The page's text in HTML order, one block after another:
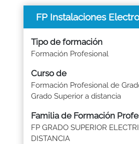
FP Instalaciones
Tipo de formación
Formación Profesional
Curso de
Formación Profesional de
Grado Superior a distancia
Familia de Formación
FP GRADO SUPERIOR
DISTANCIA